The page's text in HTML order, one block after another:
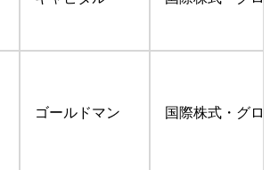
ゴールドマン 国際株式・グロ